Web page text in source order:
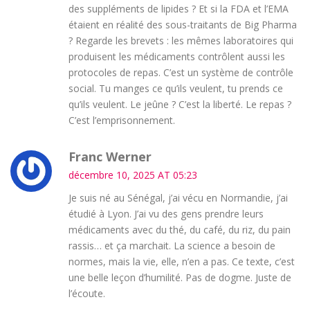
des suppléments de lipides ? Et si la FDA et l’EMA
étaient en réalité des sous-traitants de Big Pharma
? Regarde les brevets : les mêmes laboratoires qui
produisent les médicaments contrôlent aussi les
protocoles de repas. C’est un système de contrôle
social. Tu manges ce qu’ils veulent, tu prends ce
qu’ils veulent. Le jeûne ? C’est la liberté. Le repas ?
C’est l’emprisonnement.
Franc Werner
décembre 10, 2025 AT 05:23
Je suis né au Sénégal, j’ai vécu en Normandie, j’ai
étudié à Lyon. J’ai vu des gens prendre leurs
médicaments avec du thé, du café, du riz, du pain
rassis… et ça marchait. La science a besoin de
normes, mais la vie, elle, n’en a pas. Ce texte, c’est
une belle leçon d’humilité. Pas de dogme. Juste de
l’écoute.